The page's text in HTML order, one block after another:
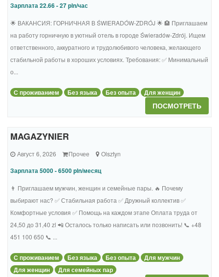
Зарплата 22.66 - 27 pln/час
🌟 ВАКАНСИЯ: ГОРНИЧНАЯ В ŚWIERADÓW-ZDRÓJ 🌟 🏨 Приглашаем
на работу горничную в уютный отель в городе Świeradów-Zdrój. Ищем
ответственного, аккуратного и трудолюбивого человека, желающего
стабильной работы в хороших условиях. Требования: ✅ Минимальный
о...
С проживанием Без языка Без опыта Для женщин
ПОСМОТРЕТЬ
MAGAZYNIER
Август 6, 2026 Прочее Olsztyn
Зарплата 5000 - 6500 pln/месяц
👨 Приглашаем мужчин, женщин и семейные пары. 🔥 Почему
выбирают нас? ✅ Стабильная работа ✅ Дружный коллектив ✅
Комфортные условия ✅ Помощь на каждом этапе Оплата труда от
24,50 до 31,40 zl 📲 Осталось только написать или позвонить! 📞 +48
451 100 650 📞 ...
С проживанием Без языка Без опыта
Для мужчин
Для женщин
Для семейных пар